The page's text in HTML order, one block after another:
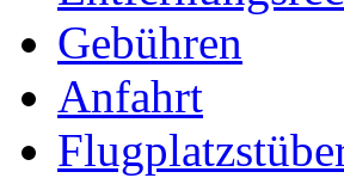
Gebühren
Anfahrt